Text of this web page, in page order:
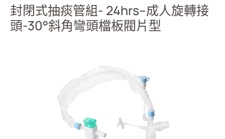
封閉式抽痰管組- 24hrs–成人旋轉接
頭-30°斜角彎頭檔板閥片型
登入 註冊